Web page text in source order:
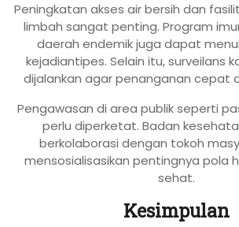
Peningkatan akses air bersih dan
limbah sangat penting. Program
daerah endemik juga dapat
kejadiantipes. Selain itu, surveilans
dijalankan agar penanganan cepat
Pengawasan di area publik seperti
perlu diperketat. Badan
berkolaborasi dengan tokoh
mensosialisasikan pentingnya pola
sehat.
Kesimpulan